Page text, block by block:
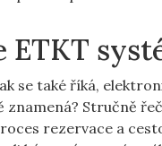
ETKT
se také říká,
znamená? Stručně
rezervace a‍